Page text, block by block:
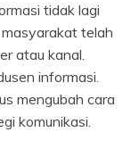
tidak lagi
telah
atau kanal.
informasi.
mengubah cara
komunikasi.